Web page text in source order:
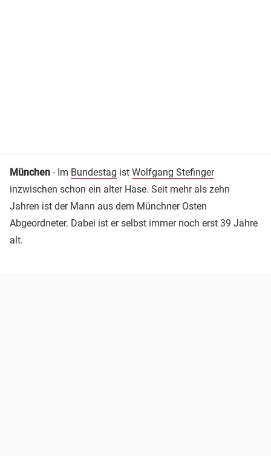
München - Im Bundestag ist Wolfgang Stefinger
inzwischen schon ein alter Hase. Seit mehr als zehn
Jahren ist der Mann aus dem Münchner Osten
Abgeordneter. Dabei ist er selbst immer noch erst 39 Jahre
alt.